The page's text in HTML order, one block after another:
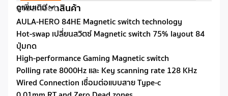
รายละเอียดสินค้า
AULA-HERO 84HE Magnetic switch technology
Hot-swap เปลี่ยนสวิตซ์ Magnetic switch 75% layout 84
ปุ่มกด
High-performance Gaming Magnetic switch
Polling rate 8000Hz และ Key scanning rate 128 KHz
Wired Connection เชื่อมต่อแบบสาย Type-c
ดูเพิ่มเติม